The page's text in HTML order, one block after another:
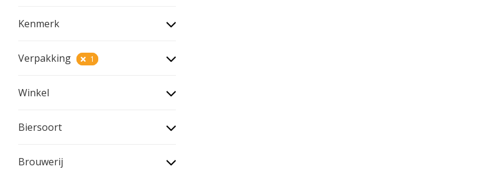
Kenmerk
Verpakking 1
Winkel
Biersoort
Brouwerij